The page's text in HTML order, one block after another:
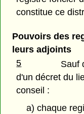
constitue ce
Pouvoirs des
leurs adjoints
5
Sauf
d'un décret du
conseil :
a) chaque